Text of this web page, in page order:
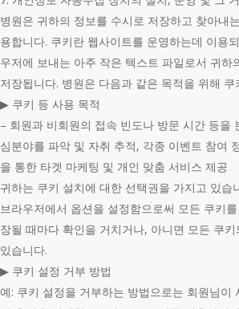
병원은 귀하의 정보를 수시로 저장하고 찾아내
용합니다. 쿠키란 웹사이트를 운영하는데 이용
우저에 보내는 아주 작은 텍스트 파일로서 귀하
저장됩니다. 병원은 다음과 같은 목적을 위해 쿠
▶ 쿠키 등 사용 목적
– 회원과 비회원의 접속 빈도나 방문 시간 등을
심분야를 파악 및 자취 추적, 각종 이벤트 참여
을 통한 타겟 마케팅 및 개인 맞춤 서비스 제공
귀하는 쿠키 설치에 대한 선택권을 가지고 있습
브라우저에서 옵션을 설정함으로써 모든 쿠키
장될 때마다 확인을 거치거나, 아니면 모든 쿠
있습니다.
▶ 쿠키 설정 거부 방법
예: 쿠키 설정을 거부하는 방법으로는 회원님이